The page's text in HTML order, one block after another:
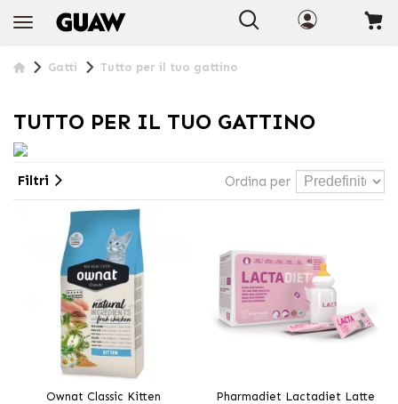
Gatti Tutto per il tuo gattino
TUTTO PER IL TUO GATTINO
Ordina per
Filtri
Ownat Classic Kitten
Pharmadiet Lactadiet Latte